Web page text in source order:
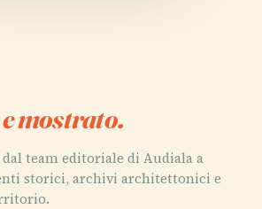
e mostrato.
team editoriale di Audiala a
storici, archivi architettonici e